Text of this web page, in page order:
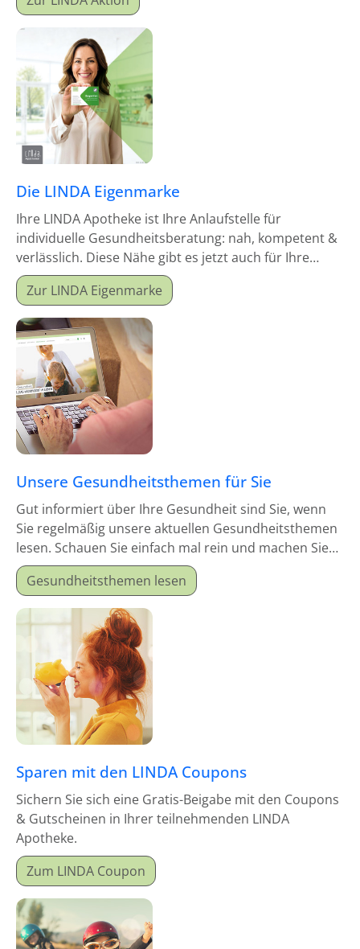
Die LINDA Eigenmarke
Ihre LINDA Apotheke ist Ihre Anlaufstelle für
individuelle Gesundheitsberatung: nah, kompetent &
verlässlich. Diese Nähe gibt es jetzt auch für Ihre
Hausapotheke!
Zur LINDA Eigenmarke
Unsere Gesundheitsthemen für Sie
Gut informiert über Ihre Gesundheit sind Sie, wenn
Sie regelmäßig unsere aktuellen Gesundheitsthemen
lesen. Schauen Sie einfach mal rein und machen Sie
sich schlau!
Gesundheitsthemen lesen
Sparen mit den LINDA Coupons
Sichern Sie sich eine Gratis-Beigabe mit den Coupons
& Gutscheinen in Ihrer teilnehmenden LINDA
Apotheke.
Zum LINDA Coupon